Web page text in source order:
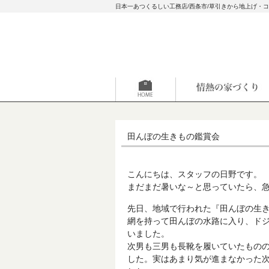
日本一あつくるしい工務店/西条市/草引きから地上げ・
田んぼの生きもの鑑賞会
こんにちは、スタッフの日野です。
まだまだ暑いな～と思っていたら、
先日、地域で行われた『田んぼの生
網を持って田んぼの水路に入り、ド
いました。
次男も三男も長靴を履いていたもの
した。実はあまり気が進まなかった